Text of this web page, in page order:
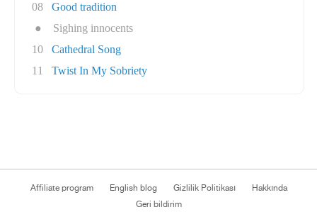
08
Good tradition
●
Sighing innocents
10
Cathedral Song
11
Twist In My Sobriety
Affiliate program English blog Gizlilik Politikası
Hakkında
Geri bildirim